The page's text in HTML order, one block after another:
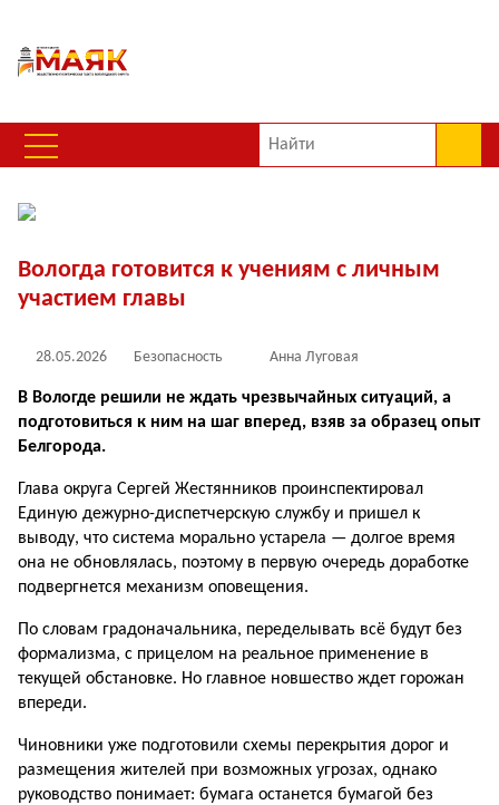
Вологда готовится к учениям с личным
участием главы
28.05.2026 Безопасность Анна Луговая
В Вологде решили не ждать чрезвычайных ситуаций, а
подготовиться к ним на шаг вперед, взяв за образец опыт
Белгорода.
Глава округа Сергей Жестянников проинспектировал
Единую дежурно-диспетчерскую службу и пришел к
выводу, что система морально устарела — долгое время
она не обновлялась, поэтому в первую очередь доработке
подвергнется механизм оповещения.
По словам градоначальника, переделывать всё будут без
формализма, с прицелом на реальное применение в
текущей обстановке. Но главное новшество ждет горожан
впереди.
Чиновники уже подготовили схемы перекрытия дорог и
размещения жителей при возможных угрозах, однако
руководство понимает: бумага останется бумагой без